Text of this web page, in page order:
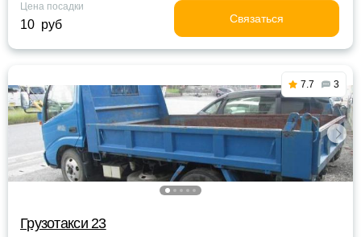
Цена посадки
10 руб Связаться
7.7 3
Грузотакси 23